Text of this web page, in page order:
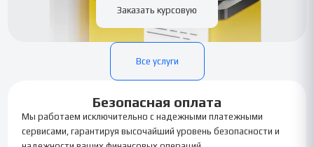
Заказать курсовую
Все услуги
Безопасная оплата
Мы работаем исключительно с надежными платежными
сервисами, гарантируя высочайший уровень безопасности и